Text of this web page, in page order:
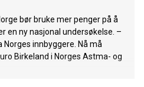
bør bruke mer penger på å
en ny nasjonal undersøkelse. –
innbyggere. Nå må
Birkeland i Norges Astma- og